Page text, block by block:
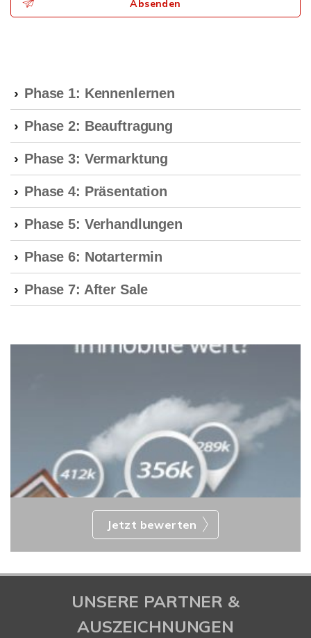
Phase 1: Kennenlernen
Phase 2: Beauftragung
Phase 3: Vermarktung
Phase 4: Präsentation
Phase 5: Verhandlungen
Phase 6: Notartermin
Phase 7: After Sale
Jetzt bewerten
Absenden
UNSERE PARTNER &
AUSZEICHNUNGEN